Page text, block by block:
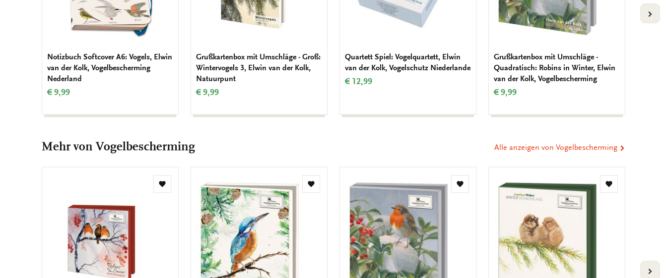
Notizbuch Softcover A6: Vogels, Elwin
van der Kolk, Vogelbescherming
Nederland
€ 9,99
Grußkartenbox mit Umschläge - Groß:
Wintervogels 3, Elwin van der Kolk,
Natuurpunt
€ 9,99
Quartett Spiel: Vogelquartett, Elwin
van der Kolk, Vogelschutz Niederlande
€ 12,99
Grußkartenbox mit Umschläge -
Quadratisch: Robins in Winter, Elwin
van der Kolk, Vogelbescherming
€ 9,99
Mehr von Vogelbescherming Alle anzeigen von Vogelbescherming
Zur
Wunschliste
Zur
Zur
Zur